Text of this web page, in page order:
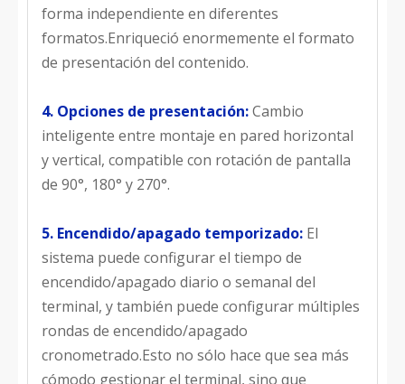
forma independiente en diferentes
formatos.Enriqueció enormemente el formato
de presentación del contenido.
4. Opciones de presentación:Cambio
inteligente entre montaje en pared horizontal
y vertical, compatible con rotación de pantalla
de 90°, 180° y 270°.
5. Encendido/apagado temporizado: El
sistema puede configurar el tiempo de
encendido/apagado diario o semanal del
terminal, y también puede configurar múltiples
rondas de encendido/apagado
cronometrado.Esto no sólo hace que sea más
cómodo gestionar el terminal, sino que